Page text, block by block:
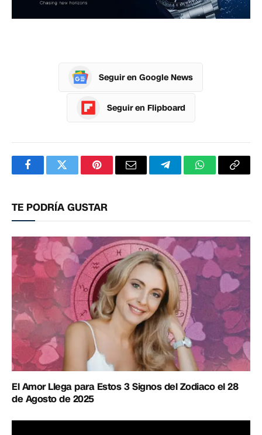
Seguir en Google News
Seguir en Flipboard
FacebookTwitterPinterestCorreoTelegramWhatsApp
TE PODRÍA GUSTAR
El Amor Llega para Estos 3 Signos del Zodiaco el 28
de Agosto de 2025